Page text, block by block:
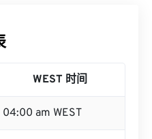
WEST 时间
04:00 am WEST